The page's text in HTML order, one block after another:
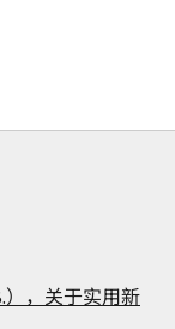
，关于实用新